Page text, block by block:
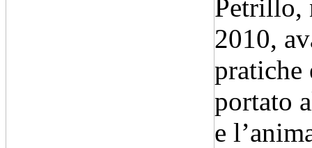
Petrillo,
2010,
pratiche
portato
e